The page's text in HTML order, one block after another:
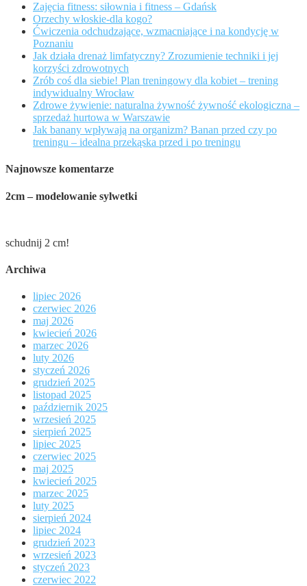
Zajęcia fitness: siłownia i fitness – Gdańsk
Orzechy włoskie-dla kogo?
Ćwiczenia odchudzające, wzmacniające i na kondycję w
Poznaniu
Jak działa drenaż limfatyczny? Zrozumienie techniki i jej
korzyści zdrowotnych
Zrób coś dla siebie! Plan treningowy dla kobiet – trening
indywidualny Wrocław
Zdrowe żywienie: naturalna żywność żywność ekologiczna –
sprzedaż hurtowa w Warszawie
Jak banany wpływają na organizm? Banan przed czy po
treningu – idealna przekąska przed i po treningu
Najnowsze komentarze
2cm – modelowanie sylwetki
schudnij 2 cm!
Archiwa
lipiec 2026
czerwiec 2026
maj 2026
kwiecień 2026
marzec 2026
luty 2026
styczeń 2026
grudzień 2025
listopad 2025
październik 2025
wrzesień 2025
sierpień 2025
lipiec 2025
czerwiec 2025
maj 2025
kwiecień 2025
marzec 2025
luty 2025
sierpień 2024
lipiec 2024
grudzień 2023
wrzesień 2023
styczeń 2023
czerwiec 2022